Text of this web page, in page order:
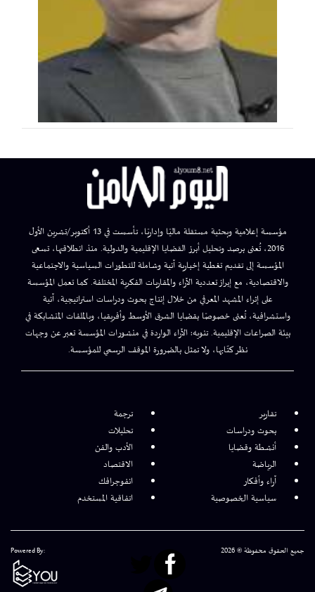
مؤسسة إعلامية وبحثية مستقلة ماليًا وإداريًا، تأسست في 13 أكتوبر/تشرين الأول
2016، تُعنى برصد وتحليل أبرز القضايا الإقليمية والدولية. منذ انطلاقتها، تسعى
المؤسسة إلى تقديم تغطية إخبارية آنية وشاملة للتطورات السياسية والاجتماعية
والاقتصادية، مع إبراز تعددية الآراء والمقاربات الفكرية المختلفة. كما تعمل المؤسسة
على إثراء المشهد المعرفي من خلال إنتاج بحوث ودراسات استراتيجية، آنية
واستشرافية، تُعنى خصوصًا بقضايا الشرق الأوسط وأفريقيا، وبالملفات المتشابكة في
بيئة الصراعات الإقليمية. تنويه: الآراء الواردة في منشورات المؤسسة تعبر عن وجهات
نظر كتّابها، ولا تمثل بالضرورة الموقف الرسمي للمؤسسة.
تقارير
ترجمة
بحوث ودراسات
تحليلات
أنشطة وقضايا
الأدب والفن
الرياضة
الاقتصاد
آراء وأفكار
انفوجرافك
سياسية الخصوصية
اتفاقية المستخدم
جميع الحقوق محفوظة © 2026 Powered By: